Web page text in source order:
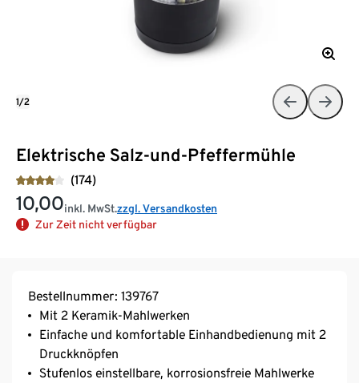
Elektrische Salz-und-Pfeffermühle
(174)
10,00inkl. MwSt.zzgl. Versandkosten
Zur Zeit nicht verfügbar
1/2
Bestellnummer: 139767
Mit 2 Keramik-Mahlwerken
Einfache und komfortable Einhandbedienung mit 2
Druckknöpfen
Stufenlos einstellbare, korrosionsfreie Mahlwerke